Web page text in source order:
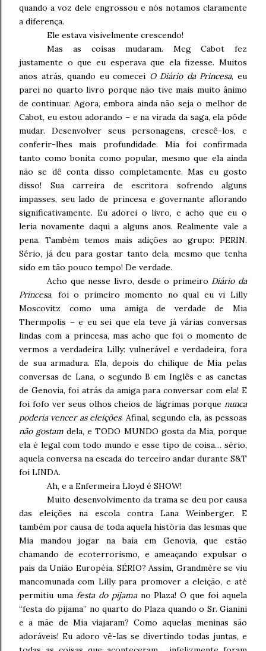
quando a voz dele engrossou e nós notamos claramente
a diferença.
Ele estava visivelmente crescendo!
Mas as coisas mudaram. Meg Cabot fez
justamente o que eu esperava que ela fizesse. Muitos
anos atrás, quando eu comecei O Diário da Princesa, eu
parei no quarto livro porque não tive mais muito ânimo
de continuar. Agora, embora ainda não seja o melhor de
Cabot, eu estou adorando – e na virada da saga, ela pôde
mudar. Desenvolver seus personagens, crescê-los, e
conferir-lhes mais profundidade. Mia foi confirmada
tanto como bonita como popular, mesmo que ela ainda
não se dê conta disso completamente. Mas eu gosto
disso! Sua carreira de escritora sofrendo alguns
impasses, seu lado de princesa e governante aflorando
significativamente. Eu adorei o livro, e acho que eu o
leria novamente daqui a alguns anos. Realmente vale a
pena. Também temos mais adições ao grupo: PERIN.
Sério, já deu para gostar tanto dela, mesmo que tenha
sido em tão pouco tempo! De verdade.
Acho que nesse livro, desde o primeiro Diário da
Princesa, foi o primeiro momento no qual eu vi Lilly
Moscovitz como uma amiga de verdade de Mia
Thermpolis – e eu sei que ela teve já várias conversas
lindas com a princesa, mas acho que foi o momento de
vermos a verdadeira Lilly: vulnerável e verdadeira, fora
de sua armadura. Ela, depois do chilique de Mia pelas
conversas de Lana, o segundo B em Inglês e as canetas
de Genovia, foi atrás da amiga para conversar com ela! E
foi fofo ver seus olhos cheios de lágrimas porque nunca
poderia vencer as eleições. Afinal, segundo ela, as pessoas
não gostam dela, e TODO MUNDO gosta da Mia, porque
ela é legal com todo mundo e esse tipo de coisa… sério,
aquela conversa na escada do terceiro andar durante S&T
foi LINDA.
Ah, e a Enfermeira Lloyd é SHOW!
Muito desenvolvimento da trama se deu por causa
das eleições na escola contra Lana Weinberger. E
também por causa de toda aquela história das lesmas que
Mia mandou jogar na baía em Genovia, que estão
chamando de ecoterrorismo, e ameaçando expulsar o
país da União Européia. SÉRIO? Assim, Grandmère se viu
mancomunada com Lilly para promover a eleição, e até
permitiu uma festa do pijamano Plaza! O que foi aquela
“festa do pijama” no quarto do Plaza quando o Sr. Gianini
e a mãe de Mia viajaram? Como aquelas meninas são
adoráveis! Eu adoro vê-las se divertindo todas juntas, e